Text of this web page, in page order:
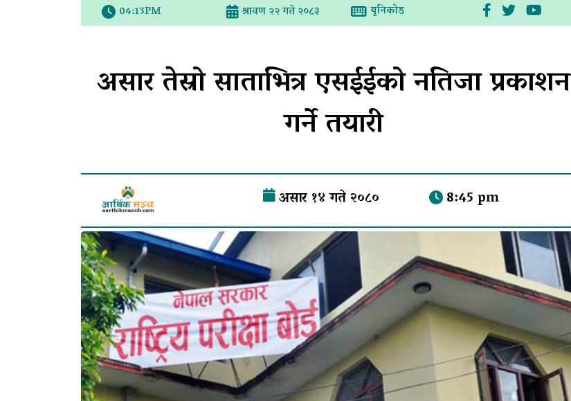
04:13PM श्रावण २२ गते २०८३ युनिकोड
असार तेस्रो साताभित्र एसईईको नतिजा प्रकाशन
गर्ने तयारी
असार १४ गते २०८० 8:45 pm